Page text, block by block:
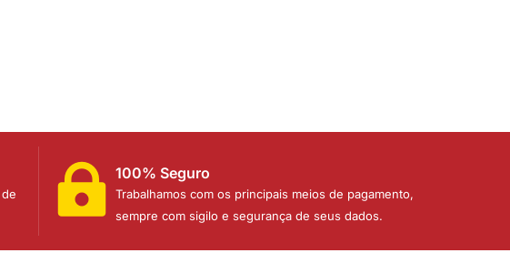
100% Seguro
Trabalhamos com os principais meios de pagamento,
sempre com sigilo e segurança de seus dados.